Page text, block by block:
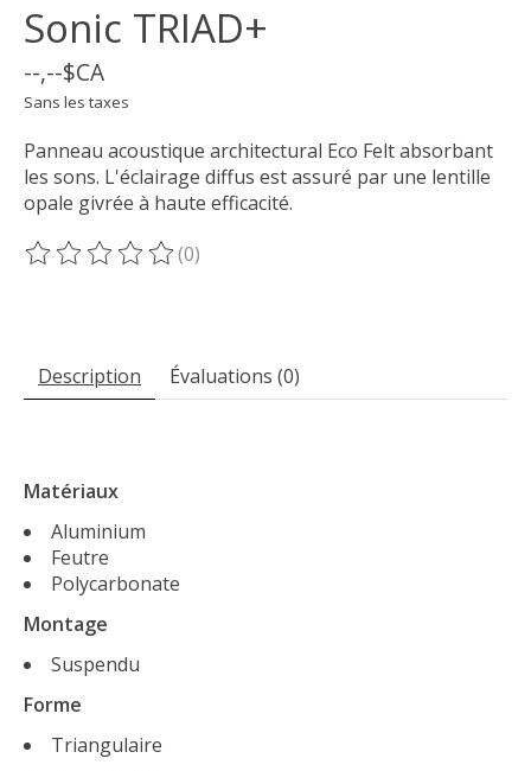
Sonic TRIAD+
--,--$CA
Sans les taxes
Panneau acoustique architectural Eco Felt absorbant
les sons. L'éclairage diffus est assuré par une lentille
opale givrée à haute efficacité.
Ce produit est évalué à
(0)
Description Évaluations (0)
Matériaux
Aluminium
Feutre
Polycarbonate
Montage
Suspendu
Forme
Triangulaire